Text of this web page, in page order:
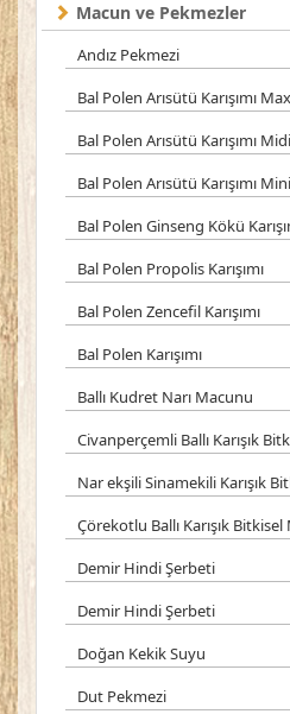
Macun ve Pekmezler
Andız Pekmezi
Bal Polen Arısütü Karışımı
Bal Polen Arısütü Karışımı Midi
Bal Polen Arısütü Karışımı Mini
Bal Polen Ginseng Kökü
Bal Polen Propolis Karışımı
Bal Polen Zencefil Karışımı
Bal Polen Karışımı
Ballı Kudret Narı Macunu
Civanperçemli Ballı Karışık
Nar ekşili Sinamekili Karışık
Çörekotlu Ballı Karışık
Demir Hindi Şerbeti
Demir Hindi Şerbeti
Doğan Kekik Suyu
Dut Pekmezi